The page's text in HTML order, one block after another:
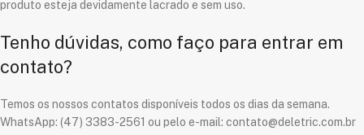
produto esteja devidamente lacrado e sem uso.
Tenho dúvidas, como faço para entrar em
contato?
Temos os nossos contatos disponíveis todos os dias da semana.
WhatsApp: (47) 3383-2561 ou pelo e-mail: contato@deletric.com.br